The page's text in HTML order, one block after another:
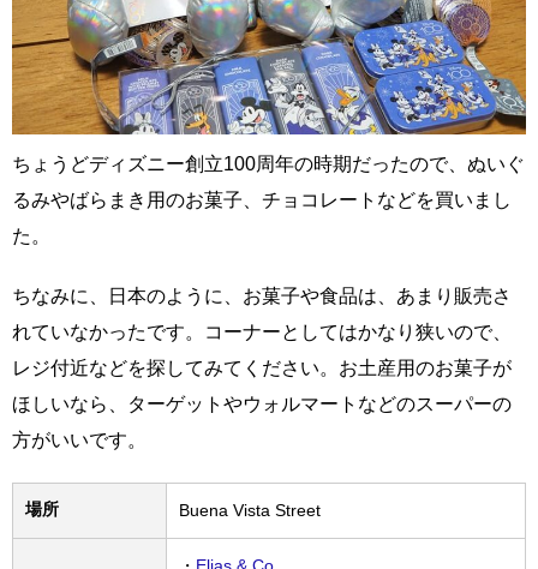
ちょうどディズニー創立100周年の時期だったので、ぬいぐ
るみやばらまき用のお菓子、チョコレートなどを買いまし
た。
ちなみに、日本のように、お菓子や食品は、あまり販売さ
れていなかったです。コーナーとしてはかなり狭いので、
レジ付近などを探してみてください。お土産用のお菓子が
ほしいなら、ターゲットやウォルマートなどのスーパーの
方がいいです。
場所 Buena Vista Street
・ Elias & Co.